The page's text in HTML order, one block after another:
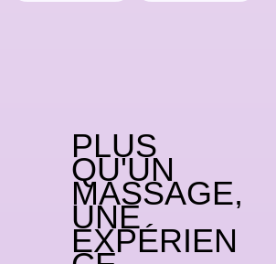
PLUS
QU'UN
MASSAGE,
UNE
EXPÉRIEN